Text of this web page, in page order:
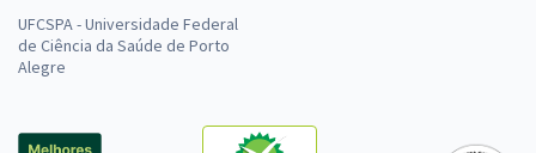
UFCSPA - Universidade Federal
de Ciência da Saúde de Porto
Alegre